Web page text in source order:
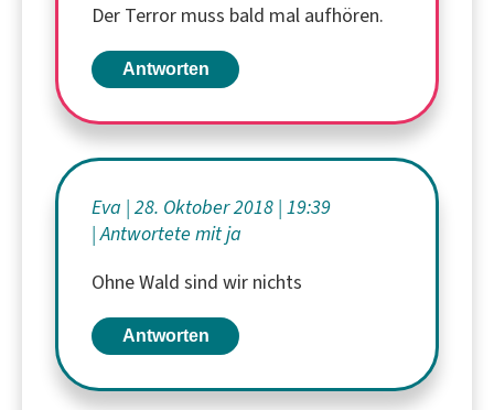
Der Terror muss bald mal aufhören.
Antworten
Eva 28. Oktober 2018 19:39
Antwortete mit ja
Ohne Wald sind wir nichts
Antworten